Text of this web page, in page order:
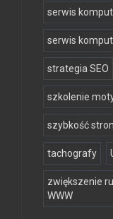
serwis
serwis
strategia SEO
szkolenie
szybkość
tachografy
zwiększenie
WWW